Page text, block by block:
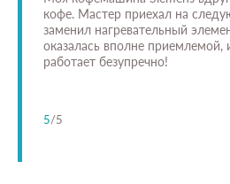
кофе. Мастер приехал на
заменил нагревательный
оказалась вполне
работает безупречно!
5/5